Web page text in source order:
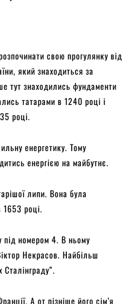
свою прогулянку від
який знаходиться за
тут знаходились фундаменти
татарами в 1240 році і
році.
енергетику. Тому
енергією на майбутнє.
липи. Вона була
році.
під номером 4. В ньому
Некрасов. Найбільш
А от пізніше його сім’я